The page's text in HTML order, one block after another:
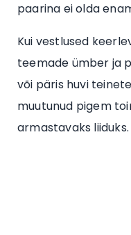
paarina ei olda
Kui vestlused
teemade ümber ja
või päris huvi
muutunud pigem
armastavaks liiduks.